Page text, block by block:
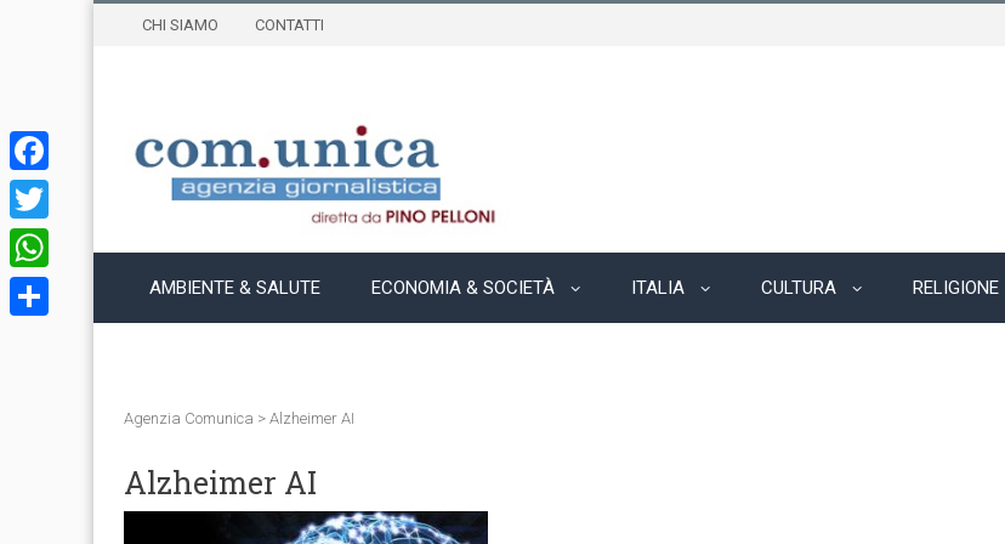
CHI SIAMO CONTATTI
AMBIENTE & SALUTE ECONOMIA & SOCIETÀ ITALIA CULTURA RELIGIONE
Agenzia Comunica > Alzheimer AI
Alzheimer AI
Facebook
Twitter
WhatsApp